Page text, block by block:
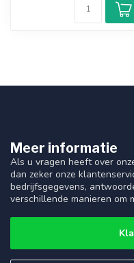
Meer informatie
Als u vragen heeft over
dan zeker onze
bedrijfsgegevens,
verschillende manieren om